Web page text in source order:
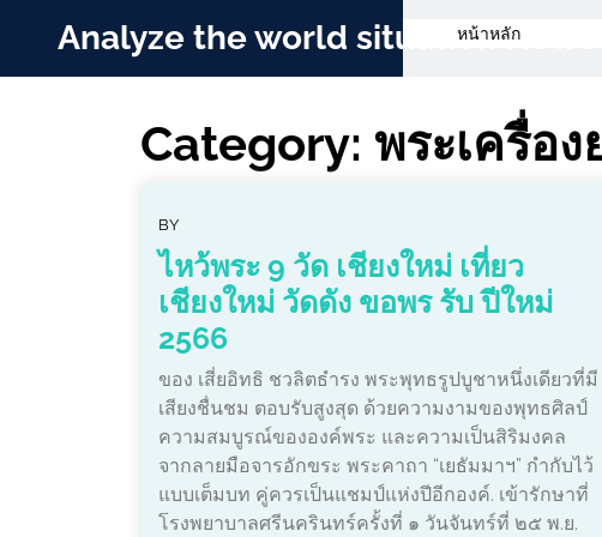
Analyze the world situationหน้าหลัก
Category: พระเครื่อ
BY
ไหว้พระ 9 วัด เชียงใหม่ เที่ยว
เชียงใหม่ วัดดัง ขอพร รับ ปีใหม่
2566
ของ เสี่ยอิทธิ ชวลิตธำรง พระพุทธรูปบูชาหนึ่งเดียวที่มี
เสียงชื่นชม ตอบรับสูงสุด ด้วยความงามของพุทธศิลป์
ความสมบูรณ์ขององค์พระ และความเป็นสิริมงคล
จากลายมือจารอักขระ พระคาถา “เยธัมมาฯ” กำกับไว้
แบบเต็มบท คู่ควรเป็นแชมป์แห่งปีอีกองค์. เข้ารักษาที่
โรงพยาบาลศรีนครินทร์ครั้งที่ ๑ วันจันทร์ที่ ๒๕ พ.ย.